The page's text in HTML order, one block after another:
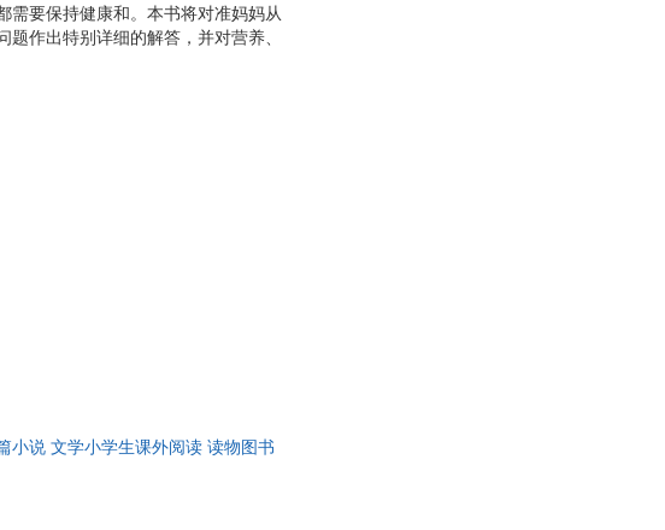
需要保持健康和。本书将对准妈妈从
作出特别详细的解答，并对营养、
的宝宝。
小说 文学小学生课外阅读 读物图书